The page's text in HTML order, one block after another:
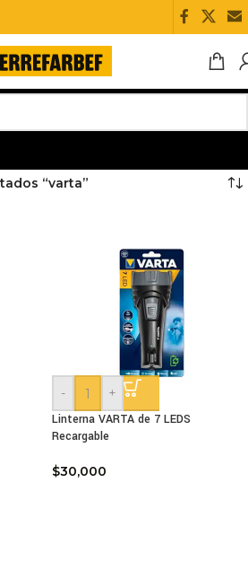
“varta”
-
+
Linterna VARTA de 7 LEDS
Recargable
$30,000